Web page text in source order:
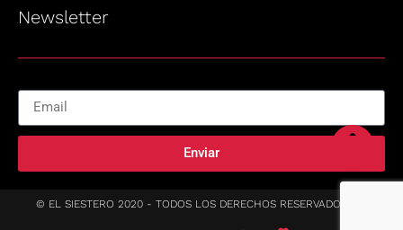
Newsletter
Enviar
© EL SIESTERO 2020 - TODOS LOS DERECHOS RESERVADOS